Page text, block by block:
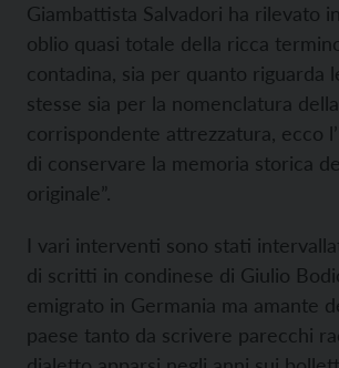
Giambattista Salvadori ha rilevato
oblio quasi totale della ricca
contadina, sia per quanto riguarda
stesse sia per la nomenclatura della
corrispondente attrezzatura, ecco
di conservare la memoria storica
originale”.
I vari interventi sono stati
di scritti in condinese di Giulio
emigrato in Germania ma amante
paese tanto da scrivere parecchi